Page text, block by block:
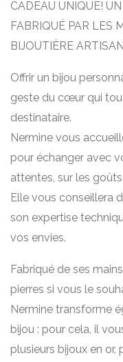
CADEAU UNIQUE!
FABRIQUÉ PAR LES
BIJOUTIÈRE
Offrir un bijou
geste du cœur qui
destinataire.
Nermine vous
pour échanger avec
attentes, sur les
Elle vous conseillera
son expertise
vos envies.
Fabriqué de ses
pierres si vous le
Nermine transforme
bijou : pour cela, il
plusieurs bijoux en